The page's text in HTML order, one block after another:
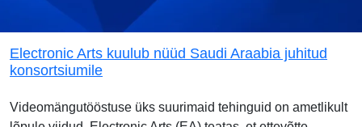
Electronic Arts kuulub nüüd Saudi Araabia juhitud
konsortsiumile
Videomängutööstuse üks suurimaid tehinguid on ametlikult